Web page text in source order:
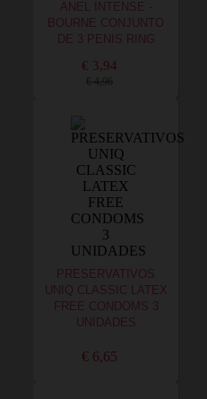
ANEL INTENSE -
BOURNE CONJUNTO
DE 3 PENIS RING
€ 3,94
€ 4,96
PRESERVATIVOS
UNIQ CLASSIC LATEX
FREE CONDOMS 3
UNIDADES
€ 6,65